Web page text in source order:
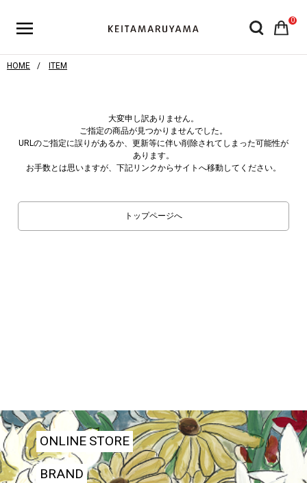
0
HOME ITEM
大変申し訳ありません。
ご指定の商品が見つかりませんでした。
URLのご指定に誤りがあるか、更新等に伴い削除されてしまった可能性が
あります。
お手数とは思いますが、下記リンクからサイトへ移動してください。
トップページへ
ONLINE STORE
BRAND